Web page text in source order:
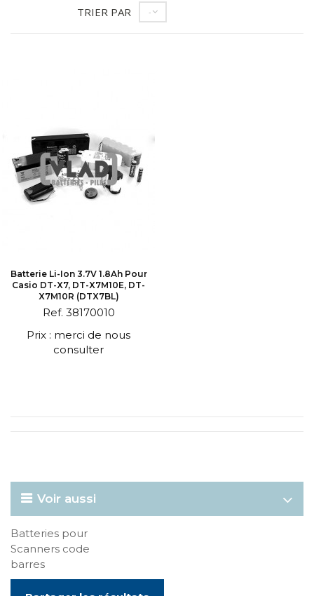
TRIER PAR --
Batterie Li-Ion 3.7V 1.8Ah Pour
Casio DT-X7, DT-X7M10E, DT-
X7M10R (DTX7BL)
Ref. 38170010
Prix : merci de nous
consulter
Voir aussi
Batteries pour
Scanners code
barres